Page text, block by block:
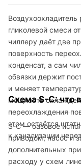
гликолевой смеси
чиллеру даёт две
поверхность
конденсат, а сам
обвязки держит
и меняет
мощность
переохлаждения
этом остаётся
к канализации
Схема S-C: что
S-C — базовое
приводом, насос и
дополнительных
расходу у схем